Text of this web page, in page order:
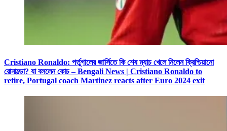
Cristiano Ronaldo: পর্তুগালের জার্সিতে কি শেষ ম্যাচ খেলে নিলেন ক্রিশ্চিয়ানো
রোনাল্ডো? যা বললেন কোচ – Bengali News | Cristiano Ronaldo to
retire, Portugal coach Martinez reacts after Euro 2024 exit